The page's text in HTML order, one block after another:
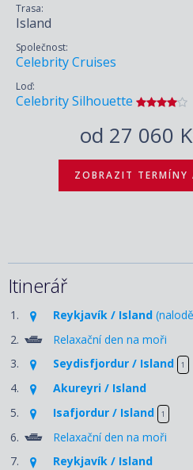
Trasa:
Island
Společnost:
Celebrity Cruises
Loď:
Celebrity Silhouette
od 27 060
ZOBRAZIT TERMÍNY
Itinerář
1. Reykjavík / Island
2.
Relaxační den na moři
3.
Seydisfjordur / Island 1
4.
Akureyri / Island
5.
Isafjordur / Island 1
6.
Relaxační den na moři
7.
Reykjavík / Island